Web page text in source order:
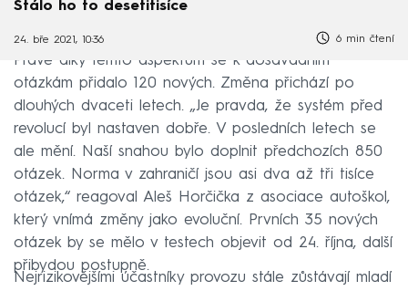
Stálo ho to desetitisíce
24. bře 2021, 10:36 6 min čtení
Právě díky těmto aspektům se k dosavadním
otázkám přidalo 120 nových. Změna přichází po
dlouhých dvaceti letech. „Je pravda, že systém před
revolucí byl nastaven dobře. V posledních letech se
ale mění. Naší snahou bylo doplnit předchozích 850
otázek. Norma v zahraničí jsou asi dva až tři tisíce
otázek,“ reagoval Aleš Horčička z asociace autoškol,
který vnímá změny jako evoluční. Prvních 35 nových
otázek by se mělo v testech objevit od 24. října, další
přibydou postupně.
Nejrizikovějšími účastníky provozu stále zůstávají mladí